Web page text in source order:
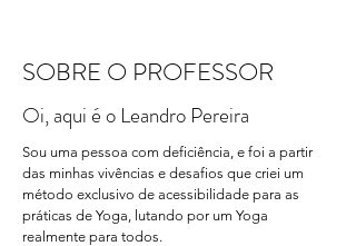
SOBRE O PROFESSOR
Oi, aqui é o Leandro Pereira
Sou uma pessoa com deficiência, e foi a partir
das minhas vivências e desafios que criei um
método exclusivo de acessibilidade para as
práticas de Yoga, lutando por um Yoga
realmente para todos.